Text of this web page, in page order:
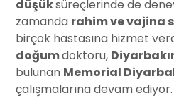
düşüksüreçlerinde de
zamanda rahim ve vajina
birçok hastasına hizmet
doğumdoktoru,
bulunan Memorial
çalışmalarına devam ediyor.